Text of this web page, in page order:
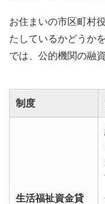
お住まいの市区町村
たしているかどうか
では、公的機関の融
制度
生活福祉資金貸